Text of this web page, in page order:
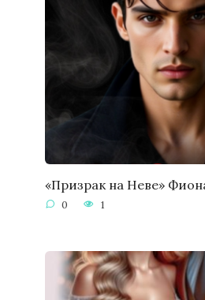
«Призрак на Неве»
0 1